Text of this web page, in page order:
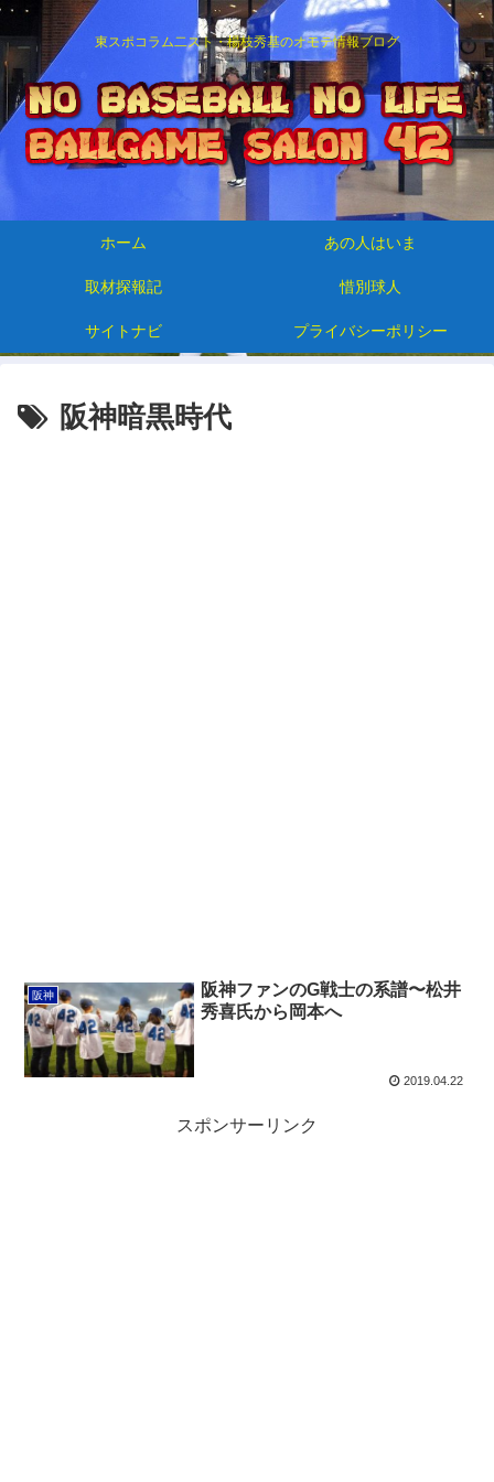
東スポコラム二スト・楊枝秀基のオモテ情報ブログ
ホーム あの人はいま
取材探報記 惜別球人
サイトナビ プライバシーポリシー
阪神暗黒時代
阪神
阪神ファンのG戦士の系譜〜松井
秀喜氏から岡本へ
2019.04.22
スポンサーリンク